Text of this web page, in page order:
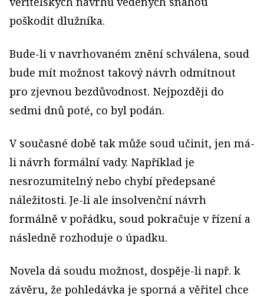
poškodit dlužníka.
Bude-li v navrhovaném znění schválena, soud
bude mít možnost takový návrh odmítnout
pro zjevnou bezdůvodnost. Nejpozději do
sedmi dnů poté, co byl podán.
V současné době tak může soud učinit, jen má-
li návrh formální vady. Například je
nesrozumitelný nebo chybí předepsané
náležitosti. Je-li ale insolvenční návrh
formálně v pořádku, soud pokračuje v řízení a
následně rozhoduje o úpadku.
Novela dá soudu možnost, dospěje-li např. k
závěru, že pohledávka je sporná a věřitel chce